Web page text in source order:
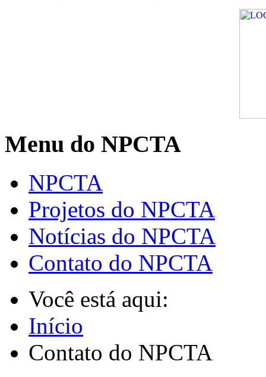
Menu do NPCTA
NPCTA
Projetos do NPCTA
Notícias do NPCTA
Contato do NPCTA
Você está aqui:
Início
Contato do NPCTA